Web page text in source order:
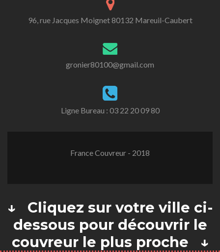
96, rue Jacques Moignet 80132 Mareuil-Caubert
gronier80100@gmail.com
Ligne Bureau : 03 22 20 09 80
France Couvreur - 2018
↓ Cliquez sur votre ville ci-
dessous pour découvrir le
couvreur le plus proche ↓